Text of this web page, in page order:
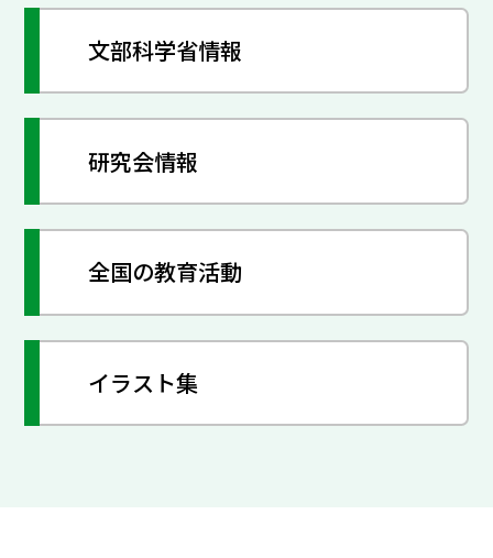
文部科学省情報
研究会情報
全国の教育活動
イラスト集